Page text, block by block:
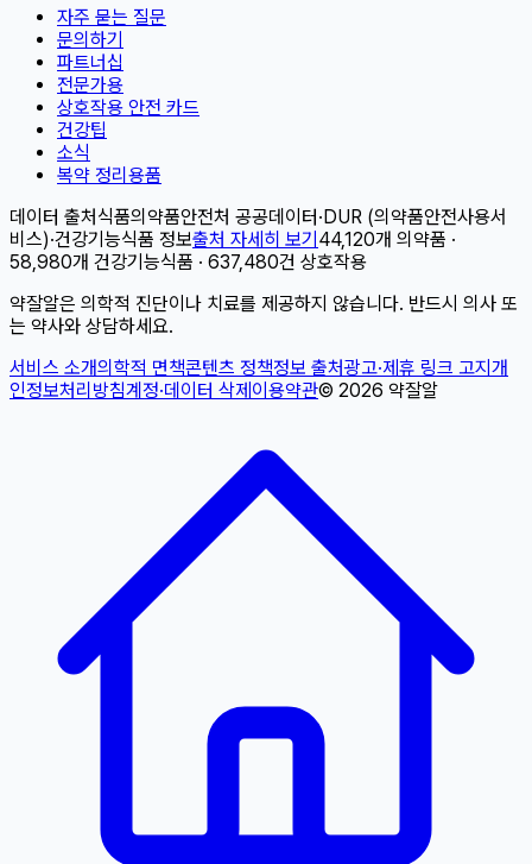
자주 묻는 질문
문의하기
파트너십
전문가용
상호작용 안전 카드
건강팁
소식
복약 정리용품
데이터 출처식품의약품안전처 공공데이터·DUR (의약품안전사용서
비스)·건강기능식품 정보출처 자세히 보기44,120개 의약품 ·
58,980개 건강기능식품 · 637,480건 상호작용
약잘알은 의학적 진단이나 치료를 제공하지 않습니다. 반드시 의사 또
는 약사와 상담하세요.
서비스 소개의학적 면책콘텐츠 정책정보 출처광고·제휴 링크 고지개
인정보처리방침계정·데이터 삭제이용약관© 2026 약잘알